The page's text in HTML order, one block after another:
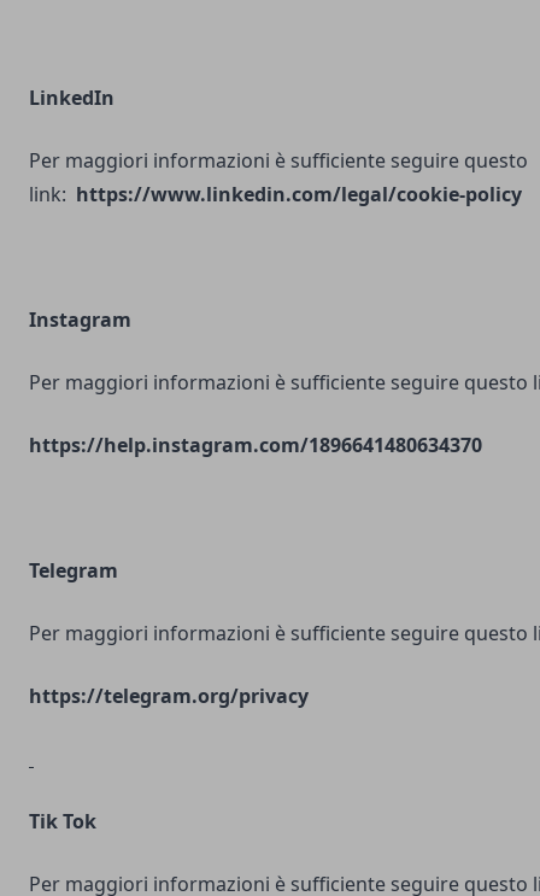
LinkedIn
Per maggiori informazioni è sufficiente seguire questo
link: https://www.linkedin.com/legal/cookie-policy
Instagram
Per maggiori informazioni è sufficiente seguire questo
https://help.instagram.com/1896641480634370
Telegram
Per maggiori informazioni è sufficiente seguire questo
https://telegram.org/privacy
Tik Tok
Per maggiori informazioni è sufficiente seguire questo